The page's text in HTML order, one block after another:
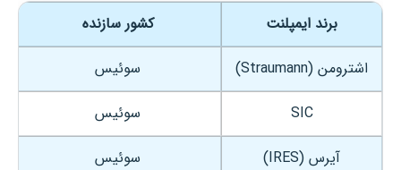
برند ایمپلنت
کشور سازنده
اشترومن (Straumann)
سوئیس
SIC
سوئیس
آیرس (IRES)
سوئیس